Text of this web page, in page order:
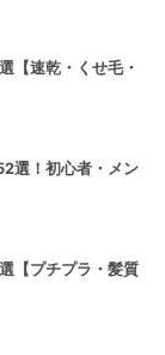
【速乾・くせ毛・
選！初心者・メン
【プチプラ・髪質